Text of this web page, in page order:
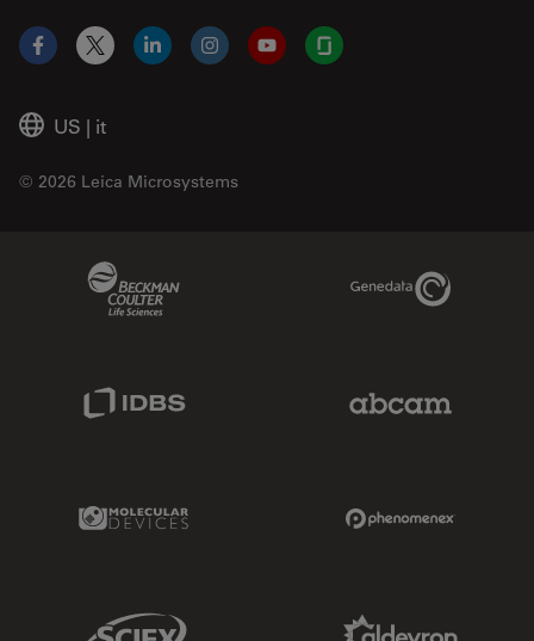
US | it
© 2026 Leica Microsystems
Facebook
X LinkedInInstagramYouTubeGlassdoor
Genedata Link
Molecular Devices Link
Sciex Link